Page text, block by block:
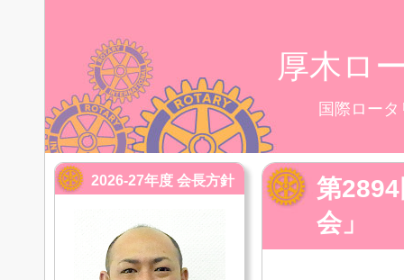
厚木ロ
国際ロー
第
会」
2026-27年度 会長方針